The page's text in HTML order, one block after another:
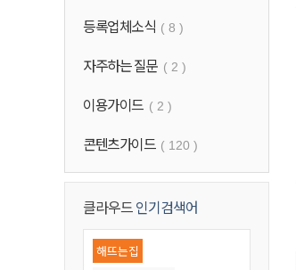
등록업체소식 ( 8 )
자주하는 질문 ( 2 )
이용가이드 ( 2 )
콘텐츠가이드 ( 120 )
클라우드인기검색어
해뜨는집